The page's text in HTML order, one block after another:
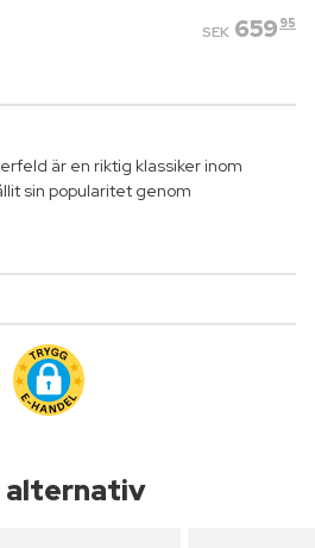
SEK 659 95
är en riktig klassiker inom
sin popularitet genom
alternativ